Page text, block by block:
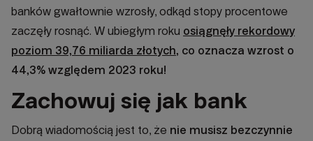
banków gwałtownie wzrosły, odkąd stopy procentowe
zaczęły rosnąć. W ubiegłym roku osiągnęły rekordowy
poziom 39,76 miliarda złotych, co oznacza wzrost o
44,3% względem 2023 roku!
Zachowuj się jak bank
Dobrą wiadomością jest to, że nie musisz bezczynnie